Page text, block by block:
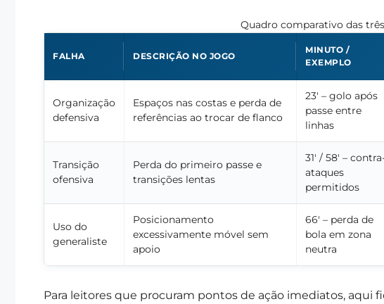
Quadro comparativo das
FALHA DESCRIÇÃO NO JOGO
MINUTO /
EXEMPLO
Organização
defensiva
Espaços nas costas e perda de
referências ao trocar de flanco
23′ – golo após
passe entre
linhas
Transição
ofensiva
Perda do primeiro passe e
transições lentas
31′ / 58′ –
ataques
permitidos
Uso do
generaliste
Posicionamento
excessivamente móvel sem
apoio
66′ – perda de
bola em zona
neutra
Para leitores que procuram pontos de ação imediatos, aqui